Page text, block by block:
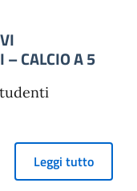
CAMPO EDILIZIO
– CALCIO A 5
Leggi tuttoabout